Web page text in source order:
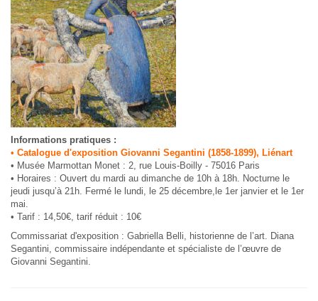
Informations pratiques :
• Catalogue d'exposition Giovanni Segantini (1858-1899), Liénart
• Musée Marmottan Monet : 2, rue Louis-Boilly - 75016 Paris
• Horaires : Ouvert du mardi au dimanche de 10h à 18h. Nocturne le
jeudi jusqu’à 21h. Fermé le lundi, le 25 décembre,le 1er janvier et le 1er
mai.
• Tarif : 14,50€, tarif réduit : 10€
Commissariat d'exposition : Gabriella Belli, historienne de l’art. Diana
Segantini, commissaire indépendante et spécialiste de l’œuvre de
Giovanni Segantini.